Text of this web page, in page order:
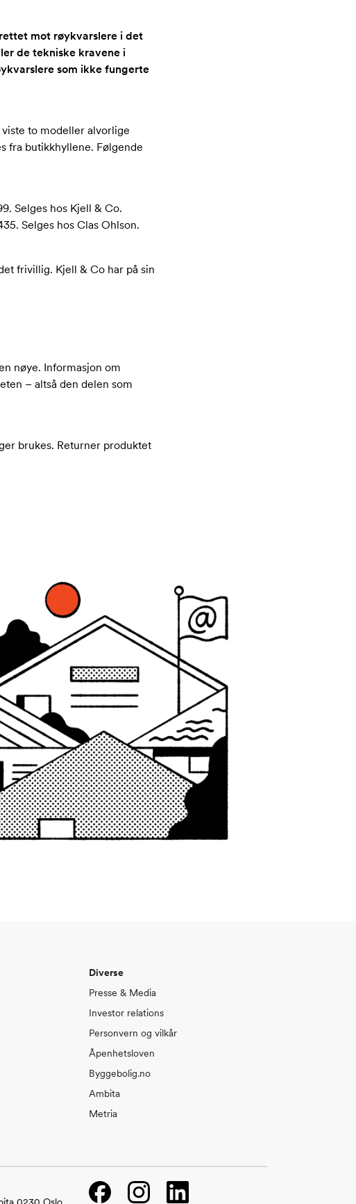
mot røykvarslere i det
de tekniske kravene i
som ikke fungerte
to modeller alvorlige
fra butikkhyllene. Følgende
Selges hos Kjell & Co.
Selges hos Clas Ohlson.
frivillig. Kjell & Co har på sin
nøye. Informasjon om
– altså den delen som
brukes. Returner produktet
Diverse
Presse & Media
Investor relations
Personvern og vilkår
Åpenhetsloven
Byggebolig.no
Ambita
Metria
FacebookInstagramLinkedIn